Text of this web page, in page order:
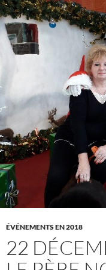
ÉVÉNEMENTS EN 2018
22